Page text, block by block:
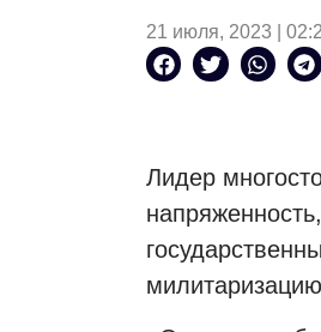
21 июля, 2023 |
Лидер